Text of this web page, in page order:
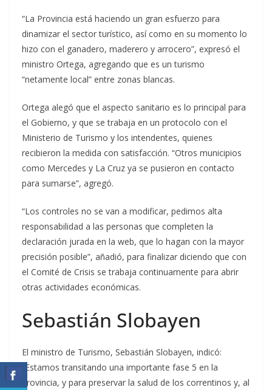
“La Provincia está haciendo un gran esfuerzo para
dinamizar el sector turístico, así como en su momento lo
hizo con el ganadero, maderero y arrocero”, expresó el
ministro Ortega, agregando que es un turismo
“netamente local” entre zonas blancas.
Ortega alegó que el aspecto sanitario es lo principal para
el Gobierno, y que se trabaja en un protocolo con el
Ministerio de Turismo y los intendentes, quienes
recibieron la medida con satisfacción. “Otros municipios
como Mercedes y La Cruz ya se pusieron en contacto
para sumarse”, agregó.
“Los controles no se van a modificar, pedimos alta
responsabilidad a las personas que completen la
declaración jurada en la web, que lo hagan con la mayor
precisión posible”, añadió, para finalizar diciendo que con
el Comité de Crisis se trabaja continuamente para abrir
otras actividades económicas.
Sebastián Slobayen
El ministro de Turismo, Sebastián Slobayen, indicó:
“Estamos transitando una importante fase 5 en la
provincia, y para preservar la salud de los correntinos y, al